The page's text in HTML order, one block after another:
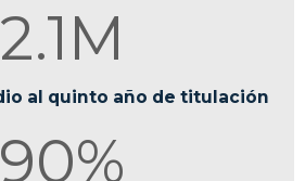
2.1M
al quinto año de titulación
90%